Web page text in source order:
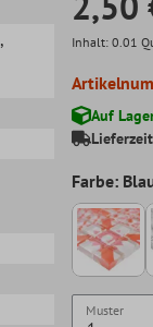
,
Inhalt: 0.01
Auf
Farbe:
Muster